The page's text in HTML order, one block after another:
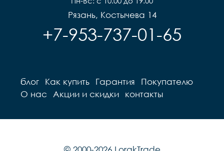
Рязань, Костычева 14
+7-953-737-01-65
блог Как купить Гарантия
Покупателю
О нас
Акции и скидки контакты